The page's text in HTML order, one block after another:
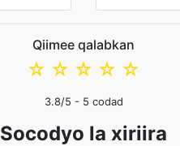
Qiimee qalabkan
☆
☆
☆
☆
☆
3.8/5 - 5 codad
Socodyo la xiriira